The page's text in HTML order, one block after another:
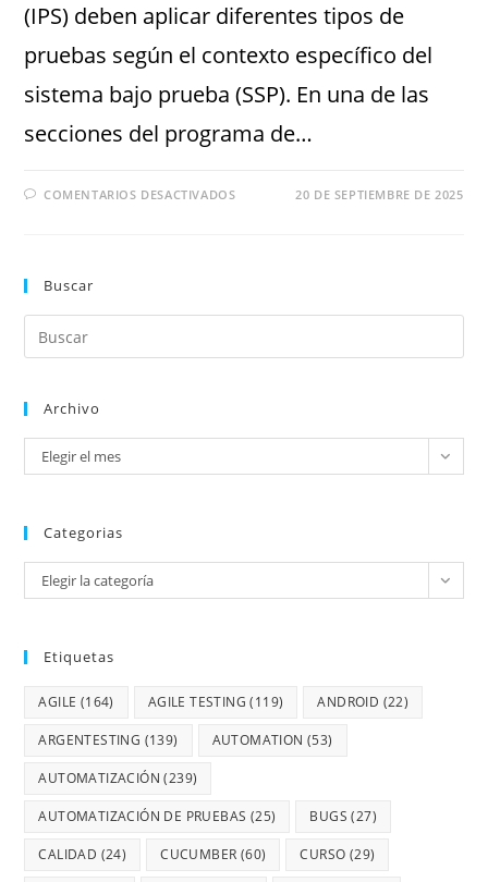
(IPS) deben aplicar diferentes tipos de
pruebas según el contexto específico del
sistema bajo prueba (SSP). En una de las
secciones del programa de…
COMENTARIOS DESACTIVADOS 20 DE SEPTIEMBRE DE 2025
Buscar
Archivo
Elegir el mes
Categorias
Elegir la categoría
Etiquetas
AGILE (164) AGILE TESTING (119) ANDROID (22)
ARGENTESTING (139) AUTOMATION (53)
AUTOMATIZACIÓN (239)
AUTOMATIZACIÓN DE PRUEBAS (25) BUGS (27)
CALIDAD (24) CUCUMBER (60) CURSO (29)